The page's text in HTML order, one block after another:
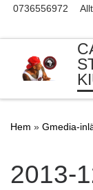
0736556972
Hem » Gmedia-
2013-